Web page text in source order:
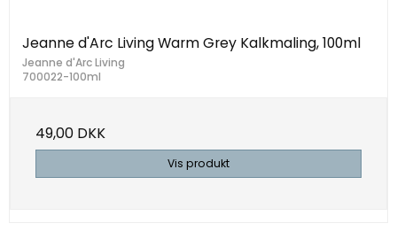
Jeanne d'Arc Living Warm Grey Kalkmaling, 100ml
Jeanne d'Arc Living
700022-100ml
49,00 DKK
Vis produkt